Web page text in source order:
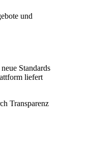
und
Standards
liefert
Transparenz